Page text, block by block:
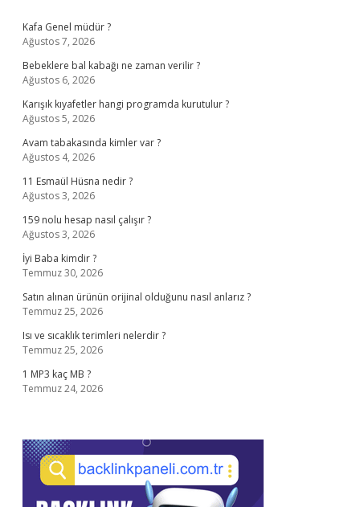
Kafa Genel müdür ?
Ağustos 7, 2026
Bebeklere bal kabağı ne zaman verilir ?
Ağustos 6, 2026
Karışık kıyafetler hangi programda kurutulur ?
Ağustos 5, 2026
Avam tabakasında kimler var ?
Ağustos 4, 2026
11 Esmaül Hüsna nedir ?
Ağustos 3, 2026
159 nolu hesap nasıl çalışır ?
Ağustos 3, 2026
İyi Baba kimdir ?
Temmuz 30, 2026
Satın alınan ürünün orijinal olduğunu nasıl anlarız ?
Temmuz 25, 2026
Isı ve sıcaklık terimleri nelerdir ?
Temmuz 25, 2026
1 MP3 kaç MB ?
Temmuz 24, 2026